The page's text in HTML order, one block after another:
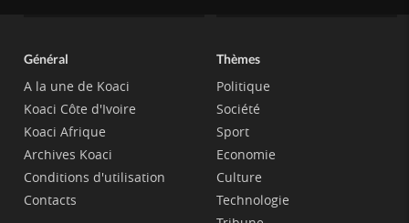
Général
A la une de Koaci
Koaci Côte d'Ivoire
Koaci Afrique
Archives Koaci
Conditions d'utilisation
Contacts
Thèmes
Politique
Société
Sport
Economie
Culture
Technologie